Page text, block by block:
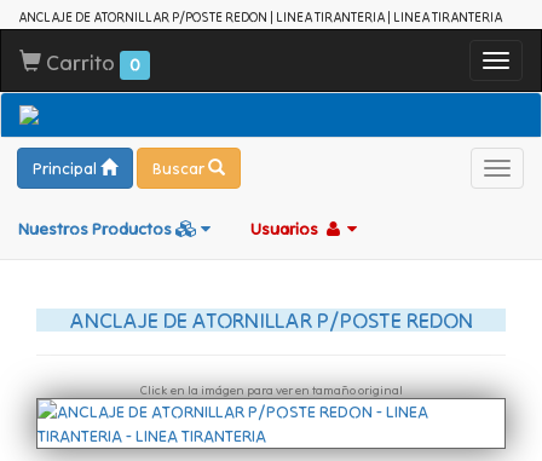
ANCLAJE DE ATORNILLAR P/POSTE REDON | LINEA TIRANTERIA | LINEA TIRANTERIA
Carrito 0
Principal Buscar
Nuestros Productos Usuarios
ANCLAJE DE ATORNILLAR P/POSTE REDON
Click en la imágen para ver en tamaño original